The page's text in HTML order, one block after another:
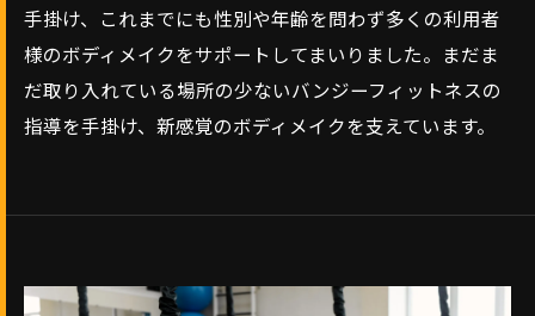
手掛け、これまでにも性別や年齢を問わず多くの利用者
様のボディメイクをサポートしてまいりました。まだま
だ取り入れている場所の少ないバンジーフィットネスの
指導を手掛け、新感覚のボディメイクを支えています。